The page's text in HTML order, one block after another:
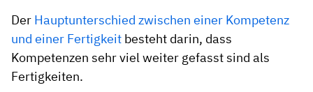
Der Hauptunterschied zwischen einer Kompetenz
und einer Fertigkeit besteht darin, dass
Kompetenzen sehr viel weiter gefasst sind als
Fertigkeiten.